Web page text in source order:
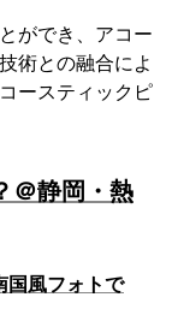
ができ、アコー
術との融合によ
ースティックピ
＠静岡・熱
国風フォトで